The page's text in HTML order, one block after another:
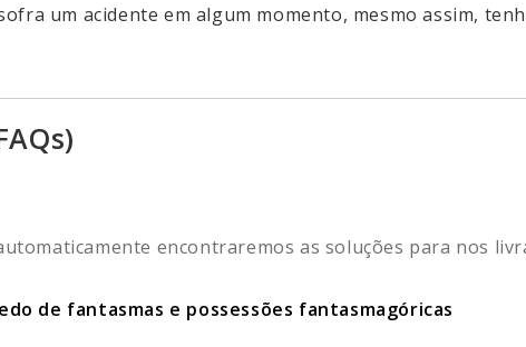
um acidente em algum momento, mesmo assim,
encontraremos as soluções para nos
de fantasmas e possessões fantasmagóricas